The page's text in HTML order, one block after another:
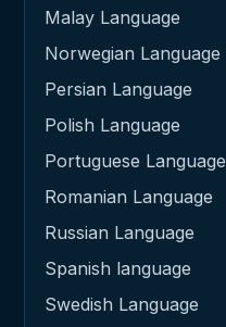
Malay Language
Norwegian Language
Persian Language
Polish Language
Portuguese Language
Romanian Language
Russian Language
Spanish language
Swedish Language